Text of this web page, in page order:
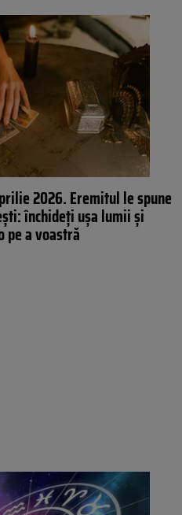
2026. Eremitul le spune
închideți ușa lumii și
pe a voastră